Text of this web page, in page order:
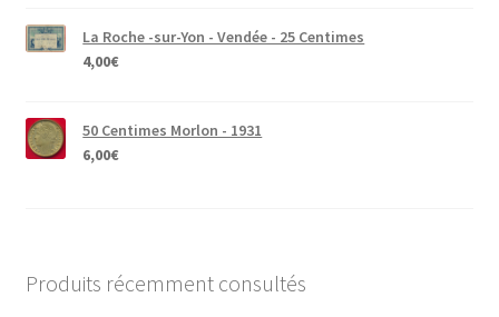
La Roche -sur-Yon - Vendée - 25 Centimes
4,00€
50 Centimes Morlon - 1931
6,00€
Produits récemment consultés